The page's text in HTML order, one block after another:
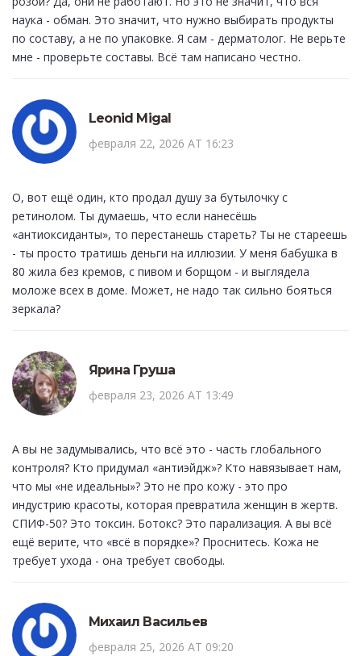
наука - обман. Это значит, что нужно выбирать продукты
по составу, а не по упаковке. Я сам - дерматолог. Не верьте
мне - проверьте составы. Всё там написано честно.
Leonid Migal
февраля 22, 2026 AT 16:23
О, вот ещё один, кто продал душу за бутылочку с
ретинолом. Ты думаешь, что если нанесёшь
«антиоксиданты», то перестанешь стареть? Ты не стареешь
- ты просто тратишь деньги на иллюзии. У меня бабушка в
80 жила без кремов, с пивом и борщом - и выглядела
моложе всех в доме. Может, не надо так сильно бояться
зеркала?
Ярина Груша
февраля 23, 2026 AT 13:49
А вы не задумывались, что всё это - часть глобального
контроля? Кто придумал «антиэйдж»? Кто навязывает нам,
что мы «не идеальны»? Это не про кожу - это про
индустрию красоты, которая превратила женщин в жертв.
СПИФ-50? Это токсин. Ботокс? Это парализация. А вы всё
ещё верите, что «всё в порядке»? Проснитесь. Кожа не
требует ухода - она требует свободы.
Михаил Васильев
февраля 25, 2026 AT 09:20